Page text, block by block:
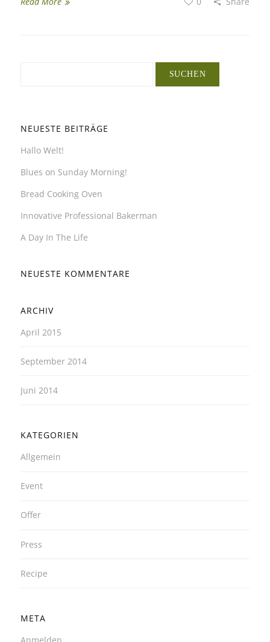
NEUESTE BEITRÄGE
Hallo Welt!
Blues on Sunday Morning!
Bread Cooking Oven
Innovative Professional Bakerman
A Day In The Life
NEUESTE KOMMENTARE
ARCHIV
April 2015
September 2014
Juni 2014
KATEGORIEN
Allgemein
Event
Offer
Press
Recipe
META